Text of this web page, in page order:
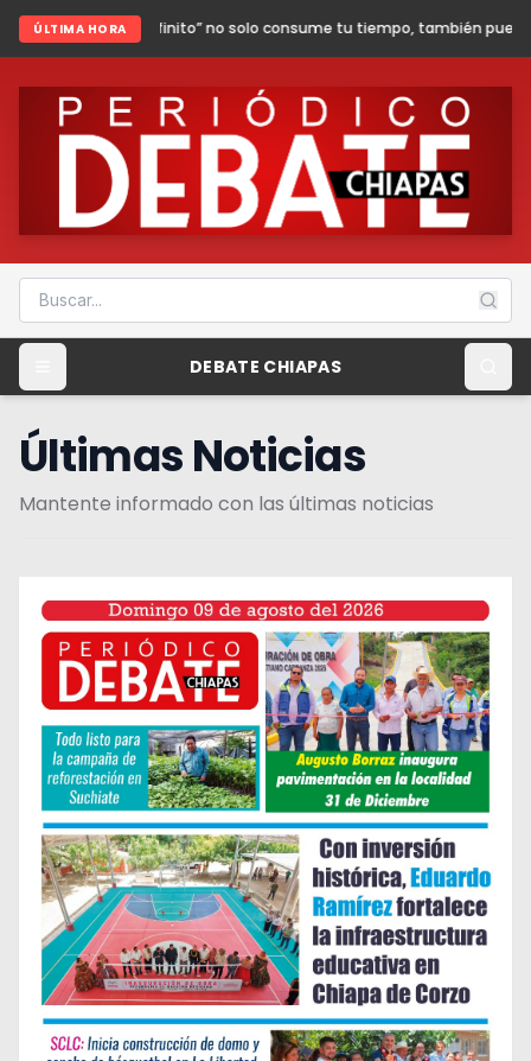
ÚLTIMA HORA
no solo consume tu tiempo, también puede poner en riesgo tu
DEBATE CHIAPAS
Últimas Noticias
Mantente informado con las últimas noticias